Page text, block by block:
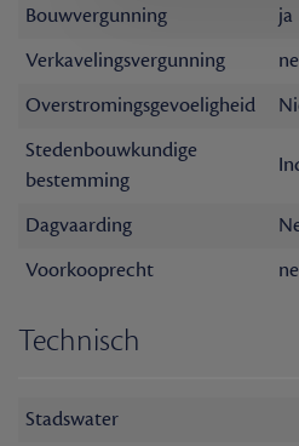
Bouwvergunning
ja
Verkavelingsvergunning
Overstromingsgevoeligheid
Stedenbouwkundige
bestemming
Dagvaarding
Voorkooprecht
Technisch
Stadswater